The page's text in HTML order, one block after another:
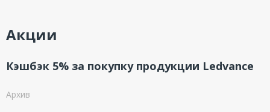
Акции
Кэшбэк 5% за покупку продукции Ledvance
Архив